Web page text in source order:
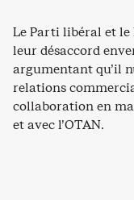
Le Parti libéral et
leur désaccord
argumentant qu’il
relations
collaboration en
et avec l’OTAN.